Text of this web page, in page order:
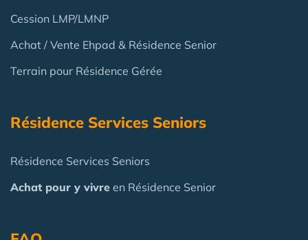
Cession LMP/LMNP
Achat / Vente Ehpad & Résidence Senior
Terrain pour Résidence Gérée
Résidence Services Seniors
Résidence Services Seniors
Achat pour y vivre en Résidence Senior